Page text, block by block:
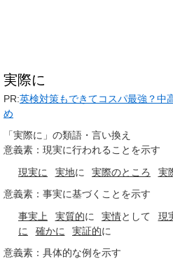
実際に
PR:英検対策もできてコスパ最強？中
め
「実際に」の類語・言い換え
意義素：現実に行われることを示す
現実に
実地に 実際のところ 実
意義素：事実に基づくことを示す
事実上
実質的に 実情として 現
に
確かに 実証的に
意義素：具体的な例を示す